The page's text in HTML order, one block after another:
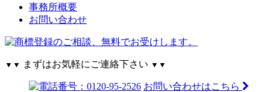
事務所概要
お問い合わせ
▼▼ まずはお気軽にご連絡下さい ▼▼
お問い合わせはこちら